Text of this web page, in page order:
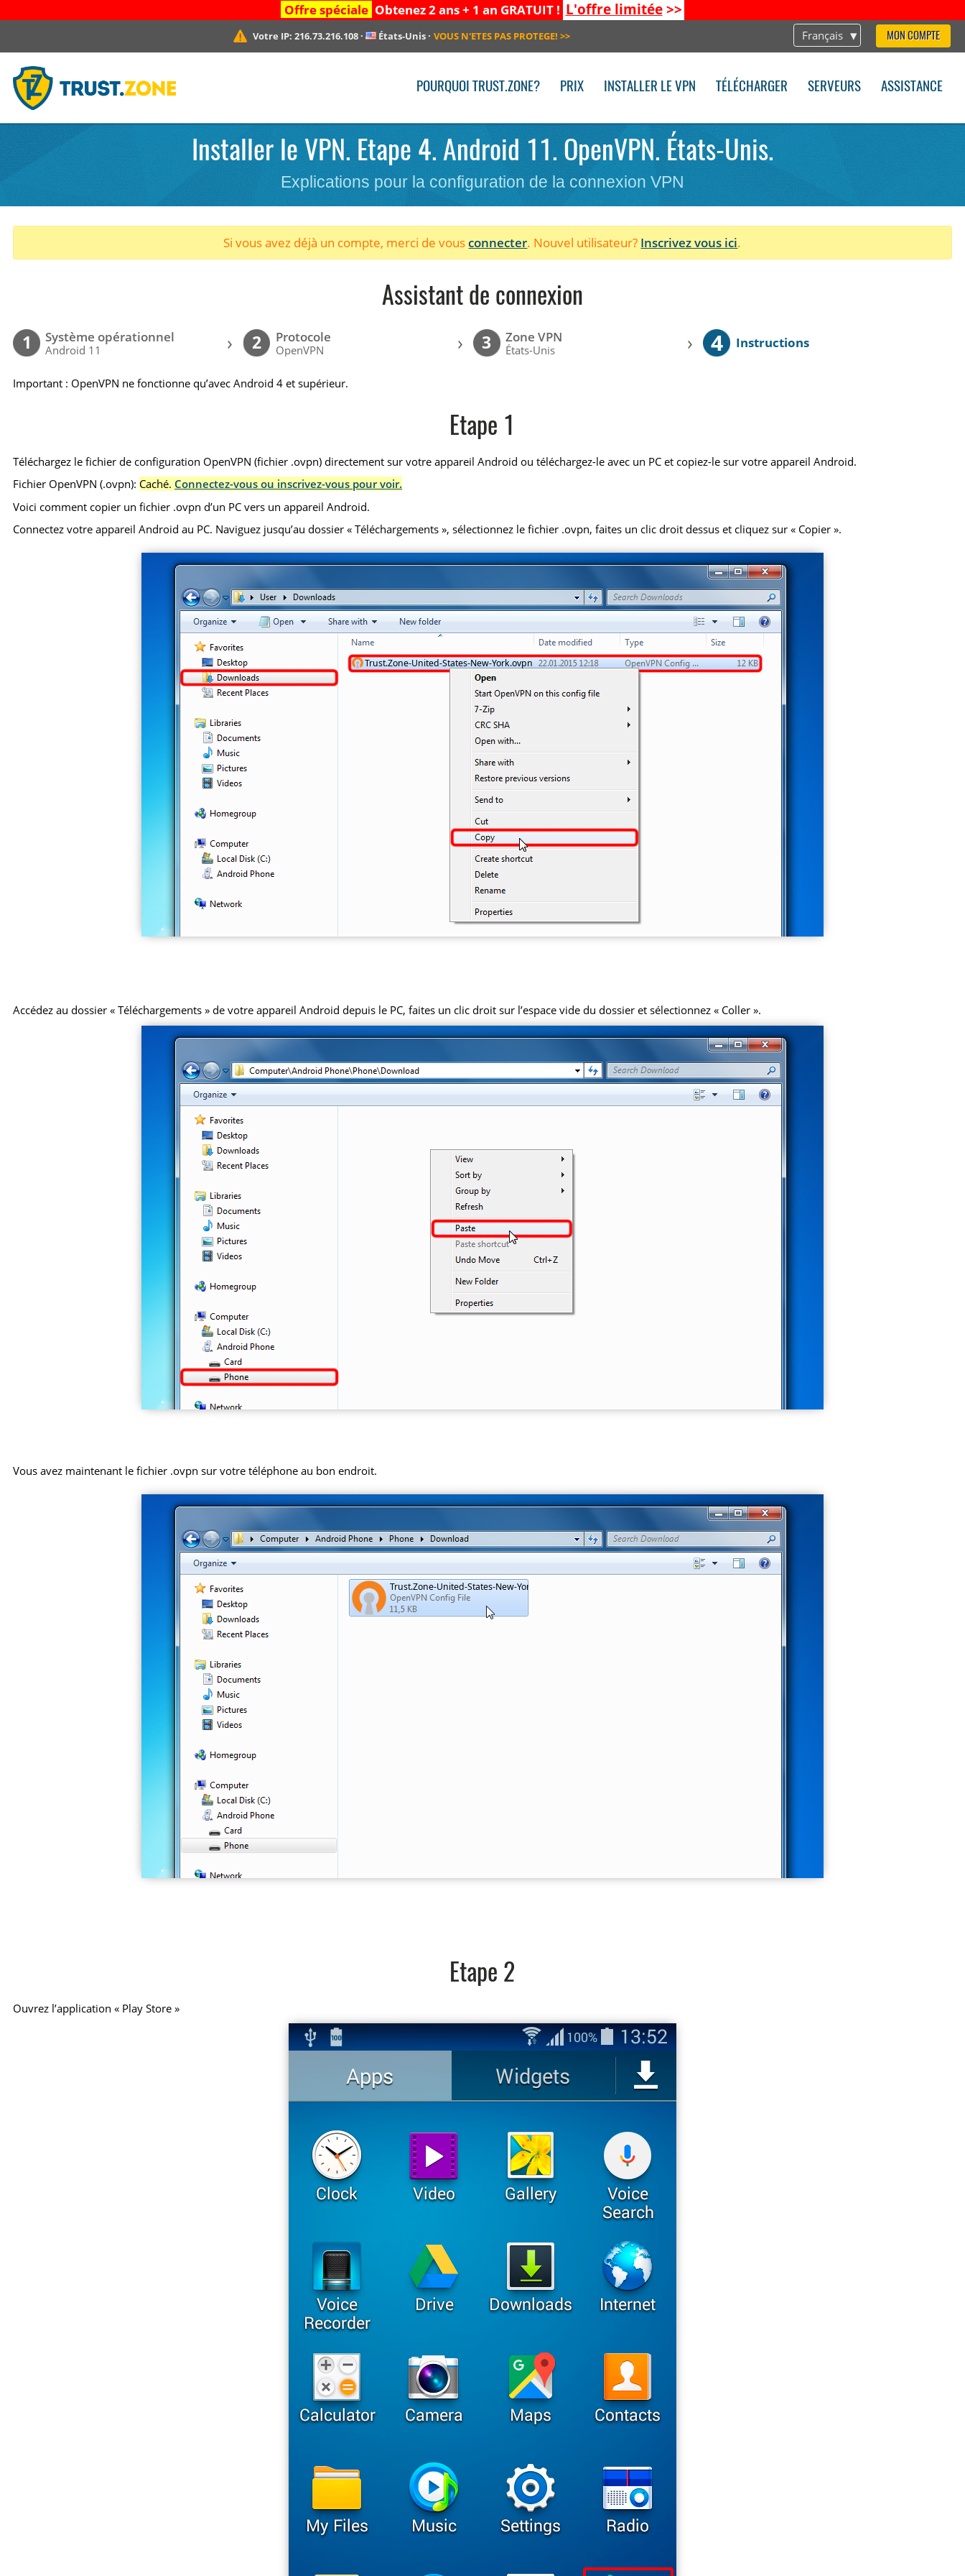
Offre spéciale Obtenez 2 ans + 1 an GRATUIT ! L'offre limitée>>
Français MON COMPTE
Votre IP: 216.73.216.108· États-Unis· VOUS N'ETES PAS PROTEGE! >>
POURQUOI TRUST.ZONE? PRIX INSTALLER LE VPN TÉLÉCHARGER SERVEURS ASSISTANCE
Installer le VPN. Etape 4. Android 11. OpenVPN. États-Unis.
Explications pour la configuration de la connexion VPN
Si vous avez déjà un compte, merci de vousconnecter. Nouvel utilisateur? Inscrivez vous ici.
Assistant de connexion
1 Système opérationnel
Android 11 › 2 Protocole
OpenVPN › 3 Zone VPN
États-Unis › 4 Instructions
Important : OpenVPN ne fonctionne qu’avec Android 4 et supérieur.
Etape 1
Téléchargez le fichier de configuration OpenVPN (fichier .ovpn) directement sur votre appareil Android ou téléchargez-le avec un PC et copiez-le sur votre appareil Android.
Fichier OpenVPN (.ovpn): Caché. Connectez-vous ou inscrivez-vous pour voir.
Voici comment copier un fichier .ovpn d’un PC vers un appareil Android.
Connectez votre appareil Android au PC. Naviguez jusqu’au dossier « Téléchargements », sélectionnez le fichier .ovpn, faites un clic droit dessus et cliquez sur « Copier ».
Trust.Zone-United-States-New-York.ovpn
Accédez au dossier « Téléchargements » de votre appareil Android depuis le PC, faites un clic droit sur l’espace vide du dossier et sélectionnez « Coller ».
Vous avez maintenant le fichier .ovpn sur votre téléphone au bon endroit.
Trust.Zone-United-States-New-York.ovpn
Etape 2
Ouvrez l’application « Play Store »